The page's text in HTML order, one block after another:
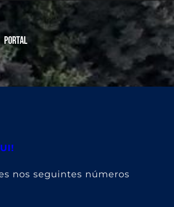
Portal
nos seguintes números